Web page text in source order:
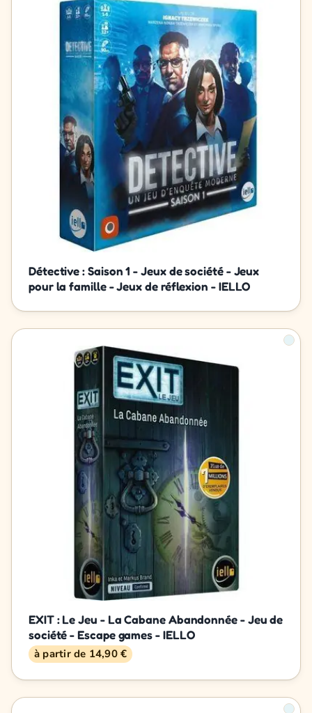
Détective : Saison 1 - Jeux de société - Jeux
pour la famille - Jeux de réflexion - IELLO
EXIT : Le Jeu - La Cabane Abandonnée - Jeu de
société - Escape games - IELLO
à partir de 14,90 €